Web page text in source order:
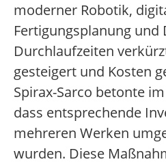
moderner Robotik,
Fertigungsplanung und
Durchlaufzeiten
gesteigert und Kosten
Spirax-Sarco betonte
dass entsprechende
mehreren Werken
wurden. Diese